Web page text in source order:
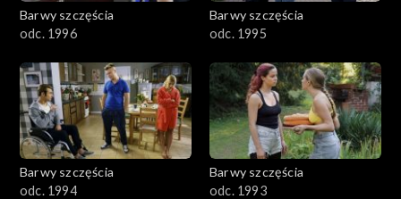
2301–2400
2201–2300
2101–2200
2001–2100
Barwy szczęścia
odc. 1996
Barwy szczęścia
odc. 1995
Barwy szczęścia
odc. 1994
Barwy szczęścia
odc. 1993